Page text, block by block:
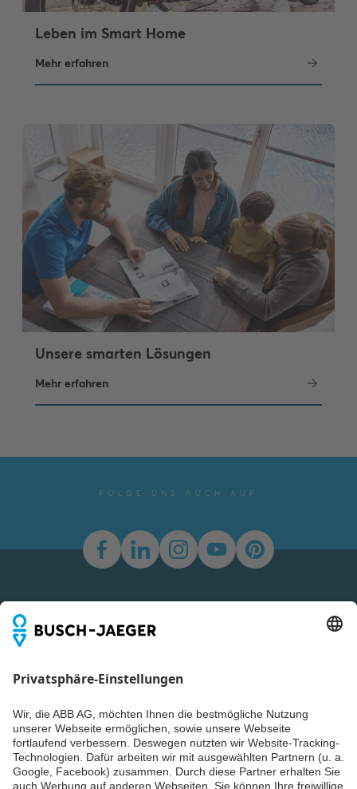
Leben im Smart Home
Mehr erfahren
Unsere smarten Lösungen
Mehr erfahren
FOLGE UNS AUCH AUF
Du willst alle Neuigkeiten rund um unsere Produkte nicht
dem Laufenden bleiben.